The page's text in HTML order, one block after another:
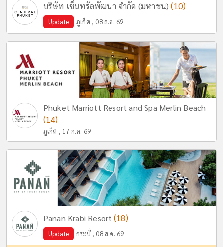
บริษัท เซ็นทรัลพัฒนา จำกัด (มหาชน)(10)
Update ภูเก็ต , 08 ส.ค. 69
Phuket Marriott Resort and Spa Merlin Beach
(14)
ภูเก็ต , 17 ก.ค. 69
Panan Krabi Resort (18)
Update กระบี่ , 08 ส.ค. 69